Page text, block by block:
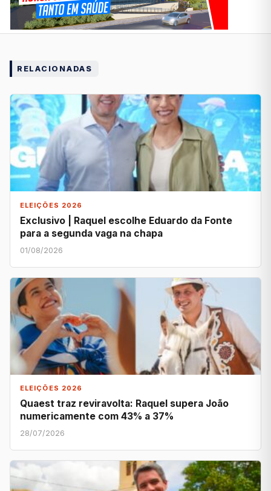
RELACIONADAS
ELEIÇÕES 2026
Exclusivo | Raquel escolhe Eduardo da Fonte
para a segunda vaga na chapa
01/08/2026
ELEIÇÕES 2026
Quaest traz reviravolta: Raquel supera João
numericamente com 43% a 37%
28/07/2026